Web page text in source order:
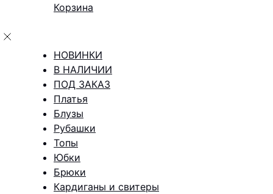
Корзина
НОВИНКИ
В НАЛИЧИИ
ПОД ЗАКАЗ
Платья
Блузы
Рубашки
Топы
Юбки
Брюки
Кардиганы и свитеры